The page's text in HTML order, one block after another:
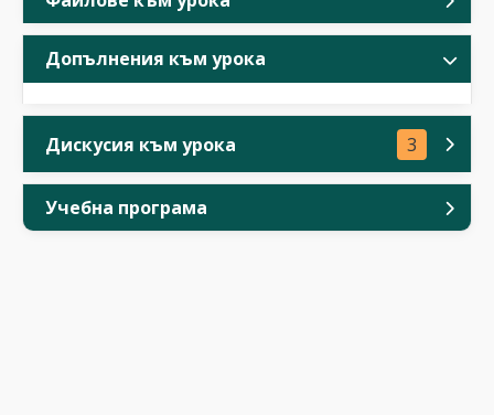
Допълнения към урока
Дискусия към урока 3
Учебна програма